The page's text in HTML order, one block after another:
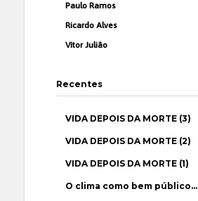
Paulo Ramos
Ricardo Alves
Vítor Julião
Recentes
VIDA DEPOIS DA MORTE (3)
VIDA DEPOIS DA MORTE (2)
VIDA DEPOIS DA MORTE (1)
O clima como bem público…